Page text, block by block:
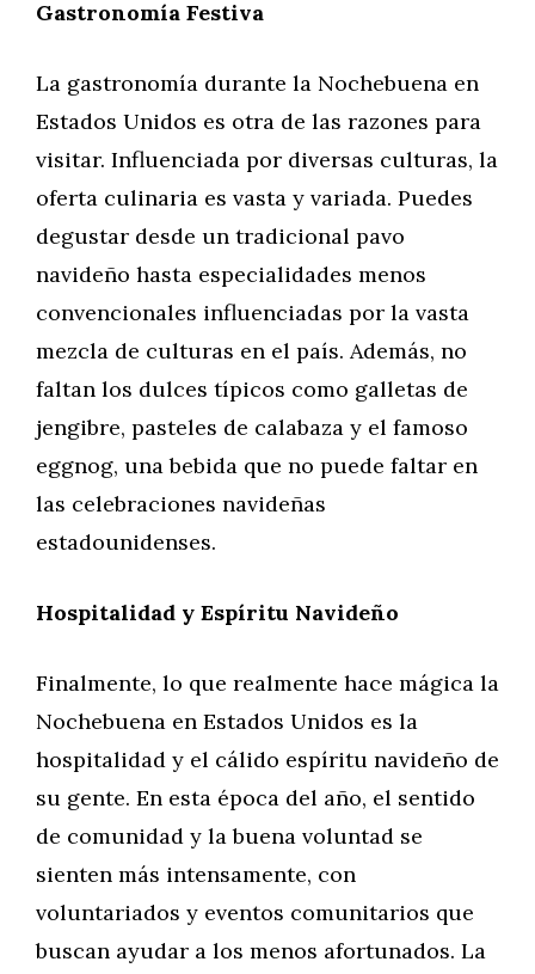
Gastronomía Festiva
La gastronomía durante la Nochebuena en
Estados Unidos es otra de las razones para
visitar. Influenciada por diversas culturas, la
oferta culinaria es vasta y variada. Puedes
degustar desde un tradicional pavo
navideño hasta especialidades menos
convencionales influenciadas por la vasta
mezcla de culturas en el país. Además, no
faltan los dulces típicos como galletas de
jengibre, pasteles de calabaza y el famoso
eggnog, una bebida que no puede faltar en
las celebraciones navideñas
estadounidenses.
Hospitalidad y Espíritu Navideño
Finalmente, lo que realmente hace mágica la
Nochebuena en Estados Unidos es la
hospitalidad y el cálido espíritu navideño de
su gente. En esta época del año, el sentido
de comunidad y la buena voluntad se
sienten más intensamente, con
voluntariados y eventos comunitarios que
buscan ayudar a los menos afortunados. La